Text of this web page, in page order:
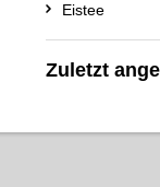
Eistee
Zuletzt